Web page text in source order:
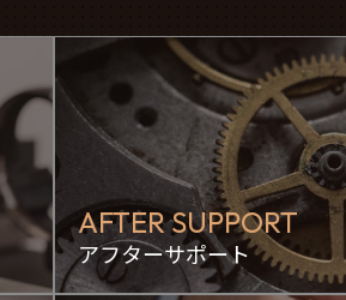
AFTER SUPPORT
アフターサポート